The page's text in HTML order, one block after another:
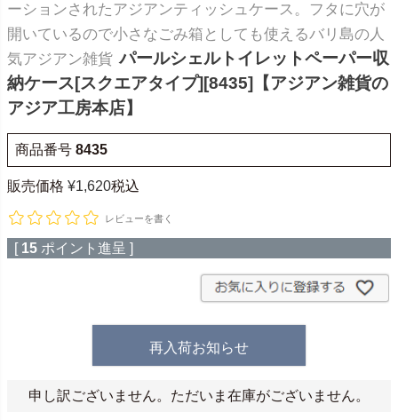
ーションされたアジアンティッシュケース。フタに穴が
開いているので小さなごみ箱としても使えるバリ島の人
気アジアン雑貨 パールシェルトイレットペーパー収
納ケース[スクエアタイプ][8435]【アジアン雑貨の
アジア工房本店】
商品番号 8435
販売価格 ¥1,620税込
レビューを書く
[ 15 ポイント進呈 ]
再入荷お知らせ
申し訳ございません。ただいま在庫がございません。